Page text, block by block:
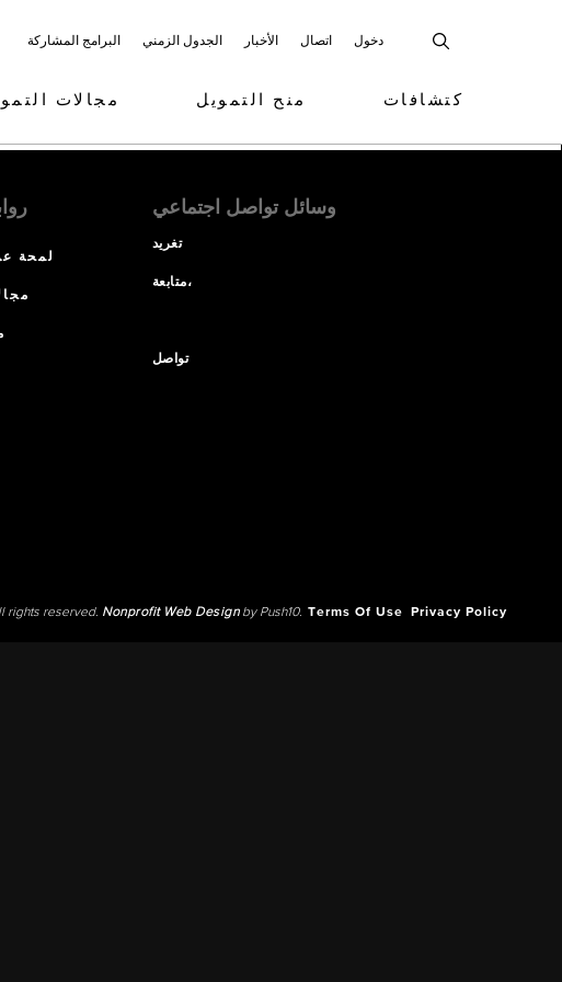
البرامج المشاركة الجدول الزمني الأخبار اتصال دخول
مجالات منح التمويل كتشافات
لمحة
وسائل تواصل اجتماعي
تغريد
متابعة،
تواصل
rights reserved. Nonprofit Web Designby Push10. Terms Of Use Privacy Policy